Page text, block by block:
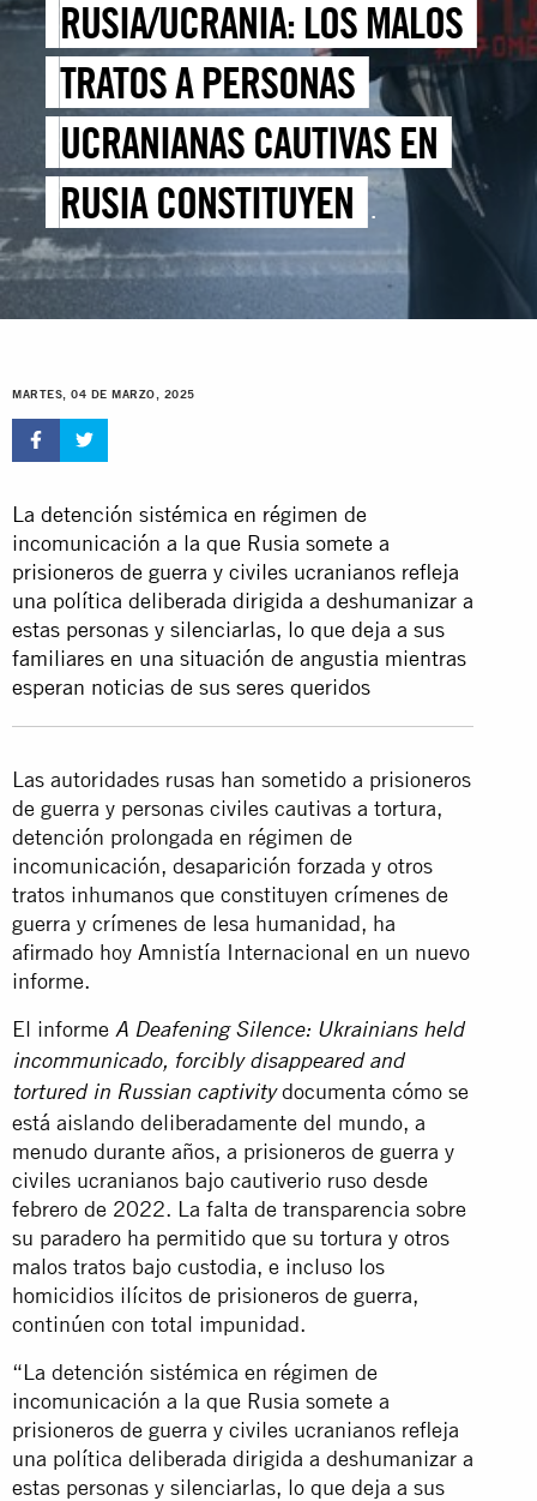
RUSIA/UCRANIA: LOS MALOS
TRATOS A PERSONAS
UCRANIANAS CAUTIVAS EN
RUSIA CONSTITUYEN
CRÍMENES DE GUERRA Y
CRÍMENES DE LESA
HUMANIDAD
MARTES, 04 DE MARZO, 2025
La detención sistémica en régimen de
incomunicación a la que Rusia somete a
prisioneros de guerra y civiles ucranianos refleja
una política deliberada dirigida a deshumanizar a
estas personas y silenciarlas, lo que deja a sus
familiares en una situación de angustia mientras
esperan noticias de sus seres queridos
Las autoridades rusas han sometido a prisioneros
de guerra y personas civiles cautivas a tortura,
detención prolongada en régimen de
incomunicación, desaparición forzada y otros
tratos inhumanos que constituyen crímenes de
guerra y crímenes de lesa humanidad, ha
afirmado hoy Amnistía Internacional en un nuevo
informe.
El informe A Deafening Silence: Ukrainians held
incommunicado, forcibly disappeared and
tortured in Russian captivitydocumenta cómo se
está aislando deliberadamente del mundo, a
menudo durante años, a prisioneros de guerra y
civiles ucranianos bajo cautiverio ruso desde
febrero de 2022. La falta de transparencia sobre
su paradero ha permitido que su tortura y otros
malos tratos bajo custodia, e incluso los
homicidios ilícitos de prisioneros de guerra,
continúen con total impunidad.
“La detención sistémica en régimen de
incomunicación a la que Rusia somete a
prisioneros de guerra y civiles ucranianos refleja
una política deliberada dirigida a deshumanizar a
estas personas y silenciarlas, lo que deja a sus